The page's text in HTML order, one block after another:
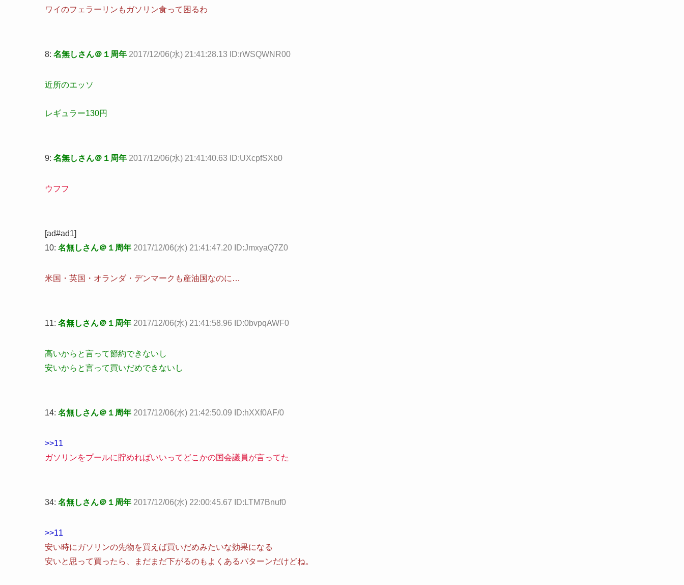
ワイのフェラーリンもガソリン食って困るわ
8: 名無しさん＠１周年 2017/12/06(水) 21:41:28.13 ID:rWSQWNR00
近所のエッソ
レギュラー130円
9: 名無しさん＠１周年 2017/12/06(水) 21:41:40.63 ID:UXcpfSXb0
ウフフ
[ad#ad1]
10: 名無しさん＠１周年 2017/12/06(水) 21:41:47.20 ID:JmxyaQ7Z0
米国・英国・オランダ・デンマークも産油国なのに…
11: 名無しさん＠１周年 2017/12/06(水) 21:41:58.96 ID:0bvpqAWF0
高いからと言って節約できないし
安いからと言って買いだめできないし
14: 名無しさん＠１周年 2017/12/06(水) 21:42:50.09 ID:hXXf0AF/0
>>11
ガソリンをプールに貯めればいいってどこかの国会議員が言ってた
34: 名無しさん＠１周年 2017/12/06(水) 22:00:45.67 ID:LTM7Bnuf0
>>11
安い時にガソリンの先物を買えば買いだめみたいな効果になる
安いと思って買ったら、まだまだ下がるのもよくあるパターンだけどね。